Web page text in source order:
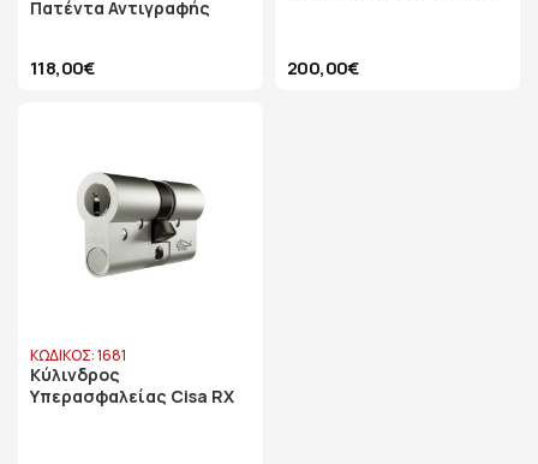
Πατέντα Αντιγραφής
118,00€ 200,00€
ΚΩΔΙΚΟΣ: 1681
Κύλινδρος
Υπερασφαλείας Cisa RX